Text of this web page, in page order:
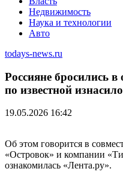
Недвижимость
Наука и технологии
Авто
todays-news.ru
Россияне бросились
по известной
19.05.2026 16:42
Об этом говорится в
«Островок» и компании
ознакомилась «Лента.ру».